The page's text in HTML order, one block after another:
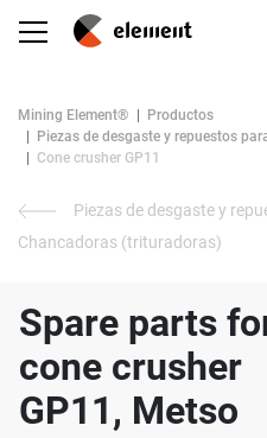
Mining Element®
Productos
Piezas de desgaste y repuestos
Cone crusher GP11
Piezas de desgaste y
Chancadoras (trituradoras)
Spare parts
cone crusher
GP11, Metso